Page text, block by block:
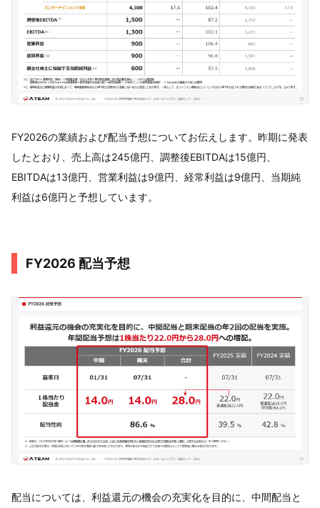
FY2026の業績および配当予想についてお伝えします。昨期に発表
したとおり、売上高は245億円、調整後EBITDAは15億円、
EBITDAは13億円、営業利益は9億円、経常利益は9億円、当期純
利益は6億円と予想しています。
FY2026 配当予想
配当については、利益還元の機会の充実化を目的に、中間配当と